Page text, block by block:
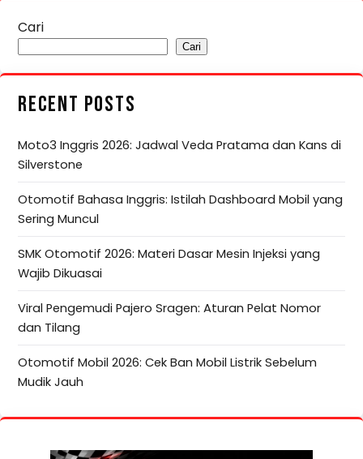
Cari
Cari
RECENT POSTS
Moto3 Inggris 2026: Jadwal Veda Pratama dan Kans di
Silverstone
Otomotif Bahasa Inggris: Istilah Dashboard Mobil yang
Sering Muncul
SMK Otomotif 2026: Materi Dasar Mesin Injeksi yang
Wajib Dikuasai
Viral Pengemudi Pajero Sragen: Aturan Pelat Nomor
dan Tilang
Otomotif Mobil 2026: Cek Ban Mobil Listrik Sebelum
Mudik Jauh